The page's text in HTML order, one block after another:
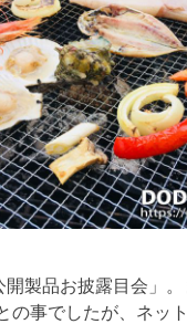
製品お披露目会」
の事でしたが、ネッ